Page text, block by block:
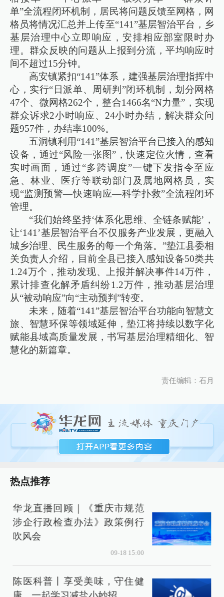
单”全流程闭环机制，居民将问题反馈至网格，网
格员将情况汇总并上传至“141”基层智治平台，乡
基层治理中心立即响应，安排相应部室限时办
理。群众反映的问题从上报到分流，平均响应时
间不超过15分钟。
高安镇紧扣“141”体系，建强基层治理指挥中
心，实行“日派单、周研判”闭环机制，划分网格
47个、微网格262个，整合1466名“N力量”，实现
群众诉求2小时响应、24小时办结，解决群众问
题957件，办结率100%。
五洞镇利用“141”基层智治平台已接入的感知
设备，通过“风险一张图”，快速定位火情，查看
实时画面，通过“多跨调度”一键下发指令至应
急、林业、医疗等联动部门及属地网格员，实
现“监测预警—快速响应—科学扑救”全流程闭环
管理。
“我们始终坚持‘体系化思维、全链条赋能’，
让‘141’基层智治平台不仅服务产业发展，更融入
城乡治理、民生服务的每一个角落。”垫江县委相
关负责人介绍，目前全县已接入感知设备50类共
1.24万个，推动发现、上报并解决事件14万件，
累计排查化解矛盾纠纷1.2万件，推动基层治理
从“被动响应”向“主动预判”转变。
未来，随着“141”基层智治平台功能向智慧文
旅、智慧环保等领域延伸，垫江将持续以数字化
赋能县域高质量发展，书写基层治理精细化、智
慧化的新篇章。
责任编辑：石月
热点推荐
华龙直播回顾｜《重庆市规范
涉企行政检查办法》政策例行
吹风会
09-18 15:00
陈医科普丨享受美味，守住健